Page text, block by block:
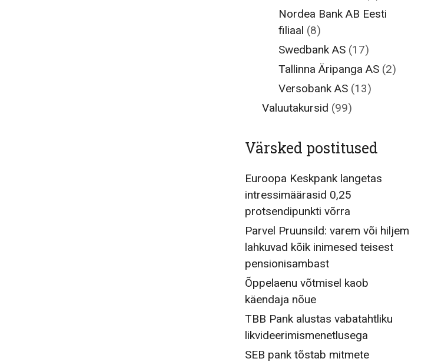
Nordea Bank AB Eesti
filiaal (8)
Swedbank AS (17)
Tallinna Äripanga AS (2)
Versobank AS (13)
Valuutakursid (99)
Värsked postitused
Euroopa Keskpank langetas
intressimäärasid 0,25
protsendipunkti võrra
Parvel Pruunsild: varem või hiljem
lahkuvad kõik inimesed teisest
pensionisambast
Õppelaenu võtmisel kaob
käendaja nõue
TBB Pank alustas vabatahtliku
likvideerimismenetlusega
SEB pank tõstab mitmete